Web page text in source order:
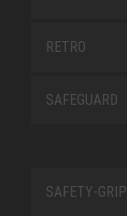
RETRO
SAFEGUARD
SAFETY-GRIP